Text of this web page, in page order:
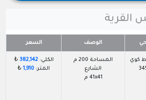
القرية
الوصف السعر
كوي
المساحة 200 م
الشارع
41x41 م
الكلي:382,142
₺
المتر: 1,910
₺